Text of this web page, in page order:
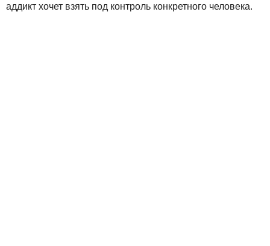
аддикт хочет взять под контроль конкретного человека.